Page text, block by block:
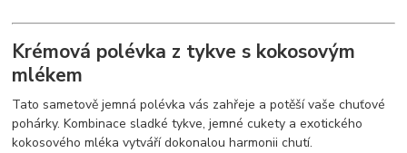
Krémová polévka z tykve s kokosovým
mlékem
Tato sametově jemná polévka vás zahřeje a potěší vaše chuťové
pohárky. Kombinace sladké tykve, jemné cukety a exotického
kokosového mléka vytváří dokonalou harmonii chutí.